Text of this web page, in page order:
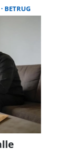
werden.
BETRUG